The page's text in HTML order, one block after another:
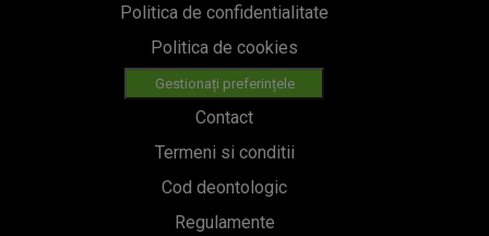
Regulamente
Categorii
Stiri
Emisiuni
Echipa